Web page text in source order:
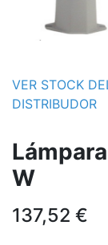
VER STOCK
DISTRIBUDOR
W
137,52 €